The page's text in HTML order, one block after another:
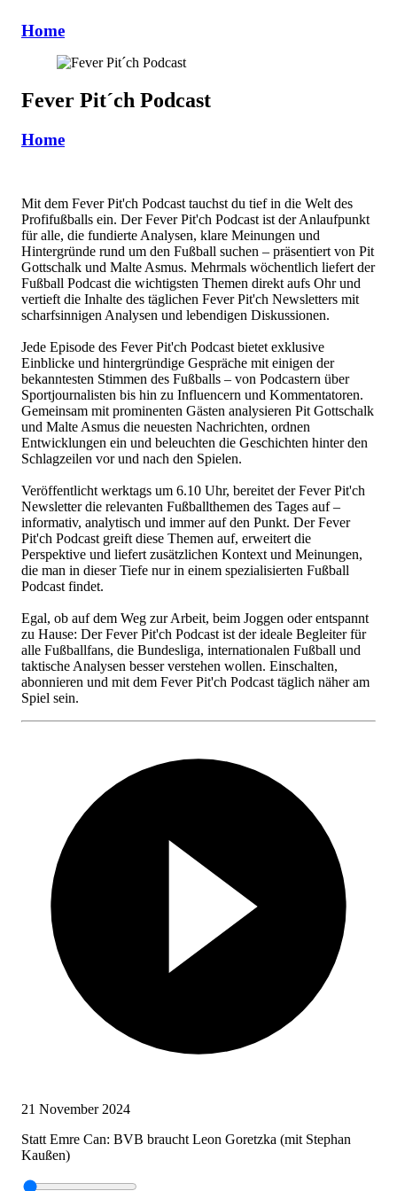
Home
Fever Pit´ch Podcast
Home
Mit dem Fever Pit'ch Podcast tauchst du tief in die Welt des
Profifußballs ein. Der Fever Pit'ch Podcast ist der Anlaufpunkt
für alle, die fundierte Analysen, klare Meinungen und
Hintergründe rund um den Fußball suchen – präsentiert von Pit
Gottschalk und Malte Asmus. Mehrmals wöchentlich liefert der
Fußball Podcast die wichtigsten Themen direkt aufs Ohr und
vertieft die Inhalte des täglichen Fever Pit'ch Newsletters mit
scharfsinnigen Analysen und lebendigen Diskussionen.
Jede Episode des Fever Pit'ch Podcast bietet exklusive
Einblicke und hintergründige Gespräche mit einigen der
bekanntesten Stimmen des Fußballs – von Podcastern über
Sportjournalisten bis hin zu Influencern und Kommentatoren.
Gemeinsam mit prominenten Gästen analysieren Pit Gottschalk
und Malte Asmus die neuesten Nachrichten, ordnen
Entwicklungen ein und beleuchten die Geschichten hinter den
Schlagzeilen vor und nach den Spielen.
Veröffentlicht werktags um 6.10 Uhr, bereitet der Fever Pit'ch
Newsletter die relevanten Fußballthemen des Tages auf –
informativ, analytisch und immer auf den Punkt. Der Fever
Pit'ch Podcast greift diese Themen auf, erweitert die
Perspektive und liefert zusätzlichen Kontext und Meinungen,
die man in dieser Tiefe nur in einem spezialisierten Fußball
Podcast findet.
Egal, ob auf dem Weg zur Arbeit, beim Joggen oder entspannt
zu Hause: Der Fever Pit'ch Podcast ist der ideale Begleiter für
alle Fußballfans, die Bundesliga, internationalen Fußball und
taktische Analysen besser verstehen wollen. Einschalten,
abonnieren und mit dem Fever Pit'ch Podcast täglich näher am
Spiel sein.
21 November 2024
Statt Emre Can: BVB braucht Leon Goretzka (mit Stephan
Kaußen)